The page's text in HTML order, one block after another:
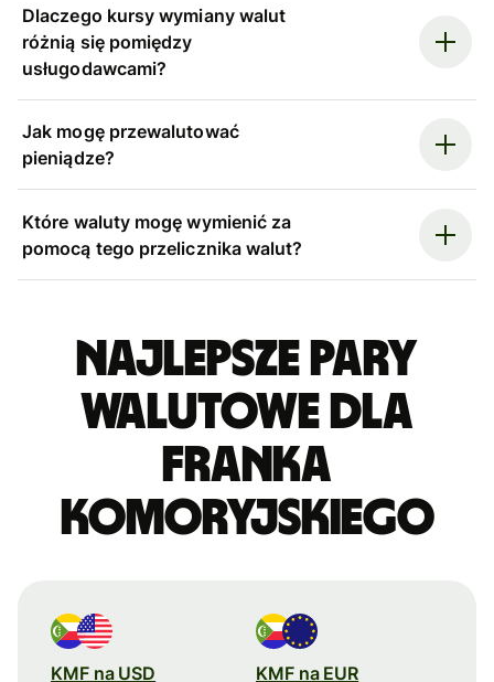
Dlaczego kursy wymiany walut
różnią się pomiędzy
usługodawcami?
Jak mogę przewalutować
pieniądze?
Które waluty mogę wymienić za
pomocą tego przelicznika walut?
Najlepsze pary
walutowe dla
franka
komoryjskiego
KMF na USD KMF na EUR